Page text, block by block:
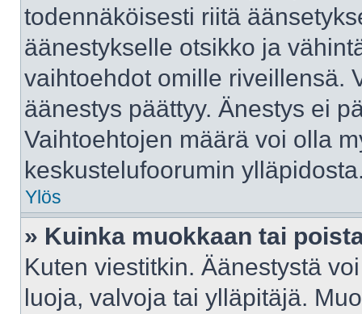
todennäköisesti riitä
äänestykselle otsikko ja
vaihtoehdot omille riveillensä.
äänestys päättyy. Änestys ei
Vaihtoehtojen määrä voi olla
keskustelufoorumin
Ylös
» Kuinka muokkaan tai
Kuten viestitkin. Äänestystä
luoja, valvoja tai ylläpitäjä.